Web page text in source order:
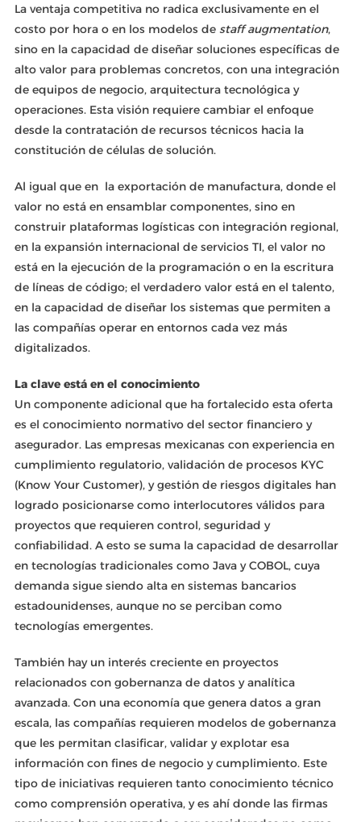
La ventaja competitiva no radica exclusivamente en el
costo por hora o en los modelos de staff augmentation,
sino en la capacidad de diseñar soluciones específicas de
alto valor para problemas concretos, con una integración
de equipos de negocio, arquitectura tecnológica y
operaciones. Esta visión requiere cambiar el enfoque
desde la contratación de recursos técnicos hacia la
constitución de células de solución.
Al igual que en la exportación de manufactura, donde el
valor no está en ensamblar componentes, sino en
construir plataformas logísticas con integración regional,
en la expansión internacional de servicios TI, el valor no
está en la ejecución de la programación o en la escritura
de líneas de código; el verdadero valor está en el talento,
en la capacidad de diseñar los sistemas que permiten a
las compañías operar en entornos cada vez más
digitalizados.
La clave está en el conocimiento
Un componente adicional que ha fortalecido esta oferta
es el conocimiento normativo del sector financiero y
asegurador. Las empresas mexicanas con experiencia en
cumplimiento regulatorio, validación de procesos KYC
(Know Your Customer), y gestión de riesgos digitales han
logrado posicionarse como interlocutores válidos para
proyectos que requieren control, seguridad y
confiabilidad. A esto se suma la capacidad de desarrollar
en tecnologías tradicionales como Java y COBOL, cuya
demanda sigue siendo alta en sistemas bancarios
estadounidenses, aunque no se perciban como
tecnologías emergentes.
También hay un interés creciente en proyectos
relacionados con gobernanza de datos y analítica
avanzada. Con una economía que genera datos a gran
escala, las compañías requieren modelos de gobernanza
que les permitan clasificar, validar y explotar esa
información con fines de negocio y cumplimiento. Este
tipo de iniciativas requieren tanto conocimiento técnico
como comprensión operativa, y es ahí donde las firmas